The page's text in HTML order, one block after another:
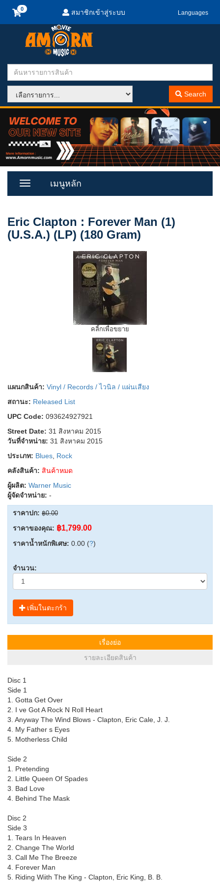
สมาชิกเข้าสู่ระบบ Languages
Search
Toggle
เมนูหลัก
Eric Clapton : Forever Man (1)
(U.S.A.) (LP) (180 Gram)
คลิ้กเพื่อขยาย
แผนกสินค้า: Vinyl / Records / ไวนิล / แผ่นเสียง
สถานะ: Released List
UPC Code: 093624927921
Street Date: 31 สิงหาคม 2015
วันที่จำหน่าย: 31 สิงหาคม 2015
ประเภท: Blues Rock
คลังสินค้า: สินค้าหมด
ผู้ผลิต: Warner Music
ผู้จัดจำหน่าย: -
ราคาปก: ฿0.00
ราคาของคุณ: ฿1,799.00
ราคาน้ำหนักพิเศษ: 0.00 (?)
จำนวน:
เพิ่มในตะกร้า
เรื่องย่อ
รายละเอียดสินค้า
Disc 1
Side 1
1. Gotta Get Over
2. I ve Got A Rock N Roll Heart
3. Anyway The Wind Blows - Clapton, Eric Cale, J. J.
4. My Father s Eyes
5. Motherless Child
Side 2
1. Pretending
2. Little Queen Of Spades
3. Bad Love
4. Behind The Mask
Disc 2
Side 3
1. Tears In Heaven
2. Change The World
3. Call Me The Breeze
4. Forever Man
5. Riding Wiith The King - Clapton, Eric King, B. B.